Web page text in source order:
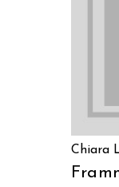
Chiara